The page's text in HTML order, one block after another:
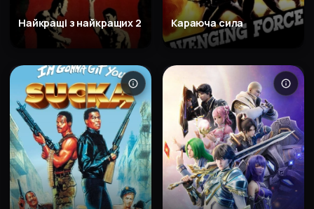
Найкращі з найкращих 2 Караюча сила